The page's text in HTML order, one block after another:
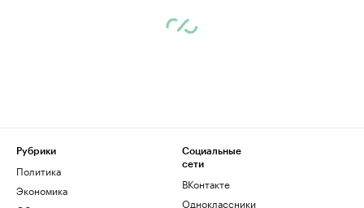
Рубрики
Политика
Экономика
Социальные
сети
ВКонтакте
Одноклассники